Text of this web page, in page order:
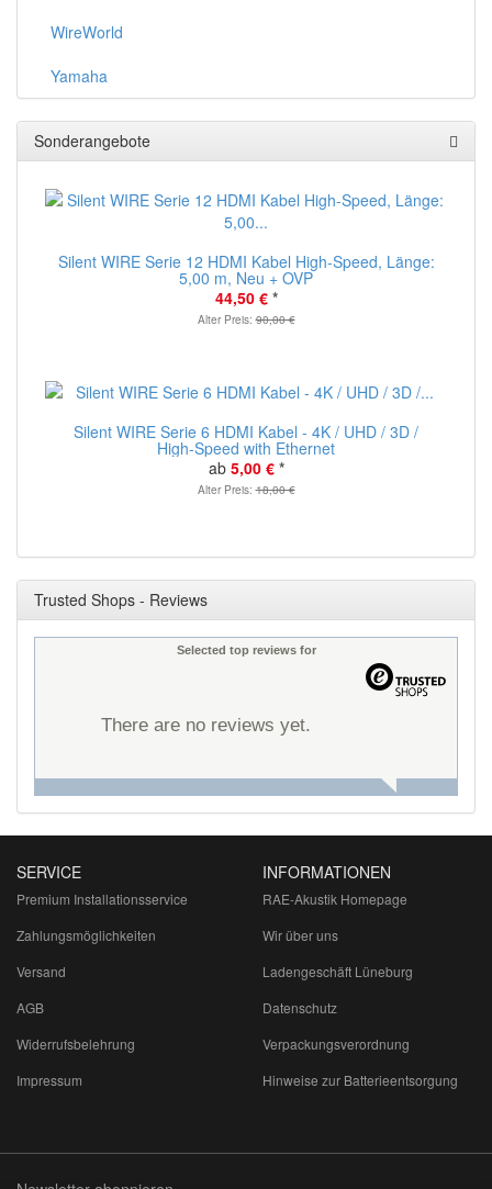
WireWorld
Yamaha
Sonderangebote
Silent WIRE Serie 12 HDMI Kabel High-Speed, Länge:
5,00 m, Neu + OVP
44,50 € *
Alter Preis:90,00 €
Silent WIRE Serie 6 HDMI Kabel - 4K / UHD / 3D /
High-Speed with Ethernet
ab 5,00 € *
Alter Preis:18,00 €
Trusted Shops - Reviews
Selected top reviews for
There are no reviews yet.
SERVICE
Premium Installationsservice
Zahlungsmöglichkeiten
Versand
AGB
Widerrufsbelehrung
Impressum
INFORMATIONEN
RAE-Akustik Homepage
Wir über uns
Ladengeschäft Lüneburg
Datenschutz
Verpackungsverordnung
Hinweise zur Batterieentsorgung